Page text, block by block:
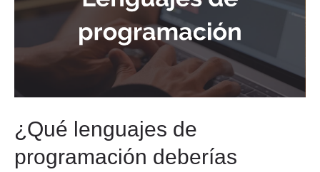
¿Qué lenguajes de
programación deberías